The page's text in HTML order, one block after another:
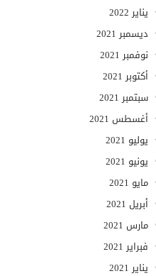
يناير 2022
ديسمبر 2021
نوفمبر 2021
أكتوبر 2021
سبتمبر 2021
أغسطس 2021
يوليو 2021
يونيو 2021
مايو 2021
أبريل 2021
مارس 2021
فبراير 2021
يناير 2021